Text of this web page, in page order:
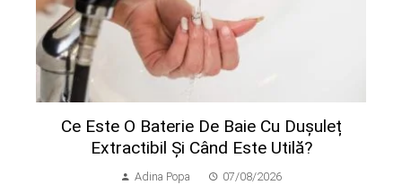
Ce Este O Baterie De Baie Cu Dușuleț
Extractibil Și Când Este Utilă?
Adina Popa 07/08/2026